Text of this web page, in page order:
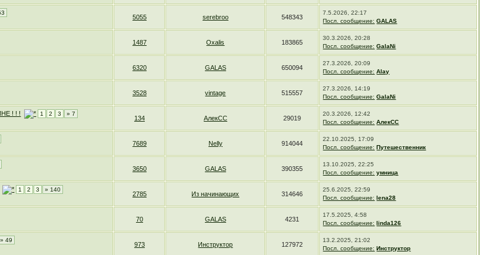
5055 serebroo 548343
7.5.2026, 22:17
Посл. сообщение: GALAS
1487 Oxalis 183865
30.3.2026, 20:28
Посл. сообщение: GalaNi
6320 GALAS 650094
27.3.2026, 20:09
Посл. сообщение: Alay
3528 vintage 515557
27.3.2026, 14:19
Посл. сообщение: GalaNi
! ! ! 1 2 3 » 7
134 АлекСС 29019
20.3.2026, 12:42
Посл. сообщение: АлекСС
7689 Nelly 914044
22.10.2025, 17:09
Посл. сообщение: Путешественник
3650 GALAS 390355
13.10.2025, 22:25
Посл. сообщение: умница
1 2 3 » 140
2785 Из начинающих 314646
25.6.2025, 22:59
Посл. сообщение: lena28
70 GALAS 4231
17.5.2025, 4:58
Посл. сообщение: linda126
» 49
973 Инструктор 127972
13.2.2025, 21:02
Посл. сообщение: Инструктор